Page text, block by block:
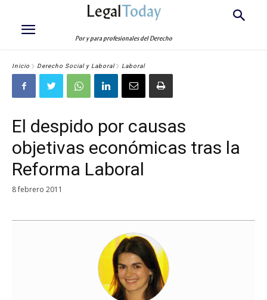
LegalToday
Por y para profesionales del Derecho
Inicio Derecho Social y Laboral Laboral
El despido por causas
objetivas económicas tras la
Reforma Laboral
8 febrero 2011